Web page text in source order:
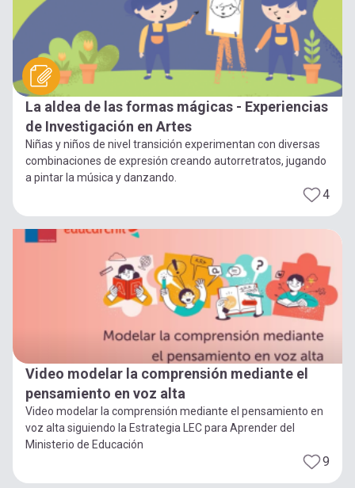
La aldea de las formas mágicas - Experiencias
de Investigación en Artes
Niñas y niños de nivel transición experimentan con diversas
combinaciones de expresión creando autorretratos, jugando
a pintar la música y danzando.
4
Video modelar la comprensión mediante el
pensamiento en voz alta
Video modelar la comprensión mediante el pensamiento en
voz alta siguiendo la Estrategia LEC para Aprender del
Ministerio de Educación
9